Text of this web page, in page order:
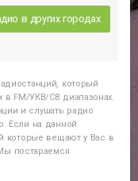
в других городах
который
FM/УКВ/СВ диапазонах.
и слушать радио
Если на данной
которые вещают у Вас в
постараемся